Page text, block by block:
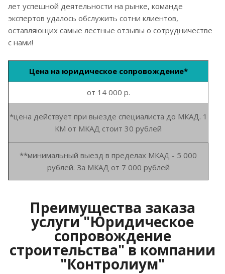
лет успешной деятельности на рынке, команде
экспертов удалось обслужить сотни клиентов,
оставляющих самые лестные отзывы о сотрудничестве
с нами!
Цена на юридическое сопровождение*
от 14 000 р.
*цена действует при выезде специалиста до МКАД. 1
КМ от МКАД стоит 30 рублей
**минимальный выезд в пределах МКАД - 5 000
рублей. За МКАД от 7 000 рублей
Преимущества заказа
услуги "Юридическое
сопровождение
строительства" в компании
"Контролиум"